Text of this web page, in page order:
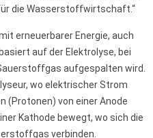
die Wasserstoffwirtschaft.“
erneuerbarer Energie, auch
auf der Elektrolyse, bei
aufgespalten wird.
wo elektrischer Strom
(Protonen) von einer Anode
Kathode bewegt, wo sich die
verbinden.